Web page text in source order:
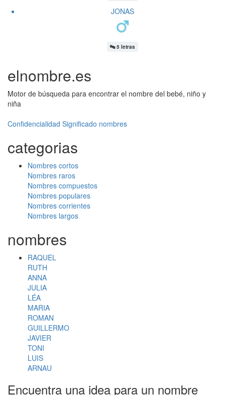
JONAS
🔤5 letras
elnombre.es
Motor de búsqueda para encontrar el nombre del bebé, niño y
niña
Confidencialidad Significado nombres
categorias
Nombres cortos
Nombres raros
Nombres compuestos
Nombres populares
Nombres corrientes
Nombres largos
nombres
RAQUEL
RUTH
ANNA
JULIA
LÉA
MARIA
ROMAN
GUILLERMO
JAVIER
TONI
LUIS
ARNAU
Encuentra una idea para un nombre